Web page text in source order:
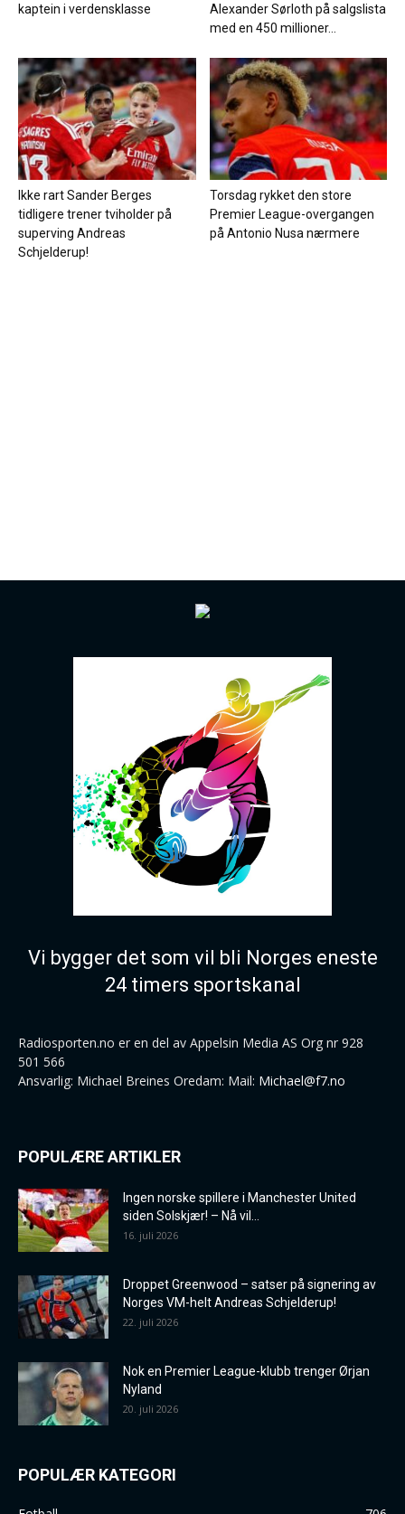
kaptein i verdensklasse
Alexander Sørloth på salgslista
med en 450 millioner...
Ikke rart Sander Berges
tidligere trener tviholder på
superving Andreas
Schjelderup!
Torsdag rykket den store
Premier League-overgangen
på Antonio Nusa nærmere
Vi bygger det som vil bli Norges eneste
24 timers sportskanal
Radiosporten.no er en del av Appelsin Media AS Org nr 928
501 566
Ansvarlig: Michael Breines Oredam: Mail: Michael@f7.no
POPULÆRE ARTIKLER
Ingen norske spillere i Manchester United
siden Solskjær! – Nå vil...
16. juli 2026
Droppet Greenwood – satser på signering av
Norges VM-helt Andreas Schjelderup!
22. juli 2026
Nok en Premier League-klubb trenger Ørjan
Nyland
20. juli 2026
POPULÆR KATEGORI